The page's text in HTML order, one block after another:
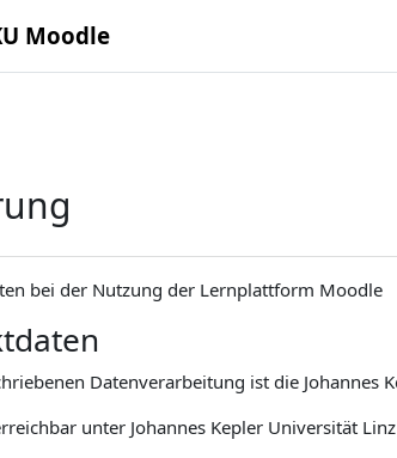
Moodle
bei der Nutzung der Lernplattform Moodle
Datenverarbeitung ist die Johannes
unter Johannes Kepler Universität